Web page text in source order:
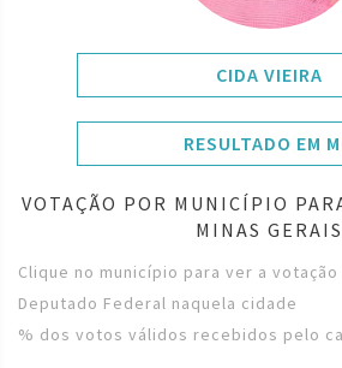
CIDA VIEIRA
RESULTADO EM
VOTAÇÃO POR MUNICÍPIO
MINAS GERAIS
Clique no município para ver a
Deputado Federal naquela cidade
% dos votos válidos recebidos pelo